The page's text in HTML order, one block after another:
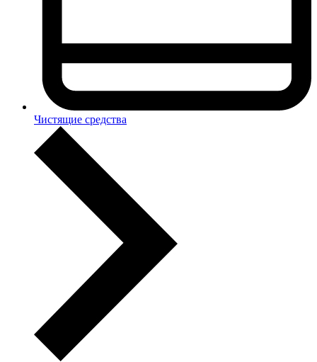
Чистящие средства